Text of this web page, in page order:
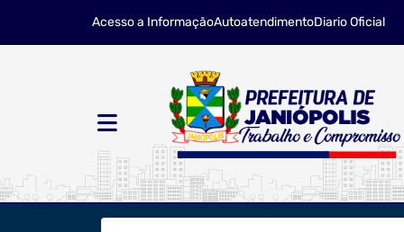
Acesso a InformaçãoAutoatendimentoDiario Oficial